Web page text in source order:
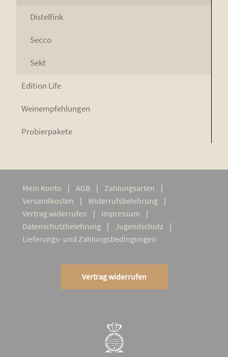
Dis­tel­fink
Sec­co
Sekt
Edi­ti­on Life
Wein­emp­feh­lun­gen
Pro­bier­pa­ke­te
Mein Kon­to AGB
Zah­lungs­ar­ten
Ver­sand­kos­ten
Wider­rufs­be­leh­rung
Ver­trag widerrufen
Impres­sum
Daten­schutz­be­leh­rung
Jugend­schutz
Lie­­fe­rungs- und Zahlungsbedingungen
Vertrag widerrufen